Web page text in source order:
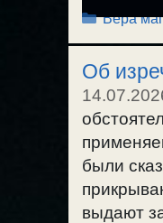
Рубрики
Вера
Об
были
выдают